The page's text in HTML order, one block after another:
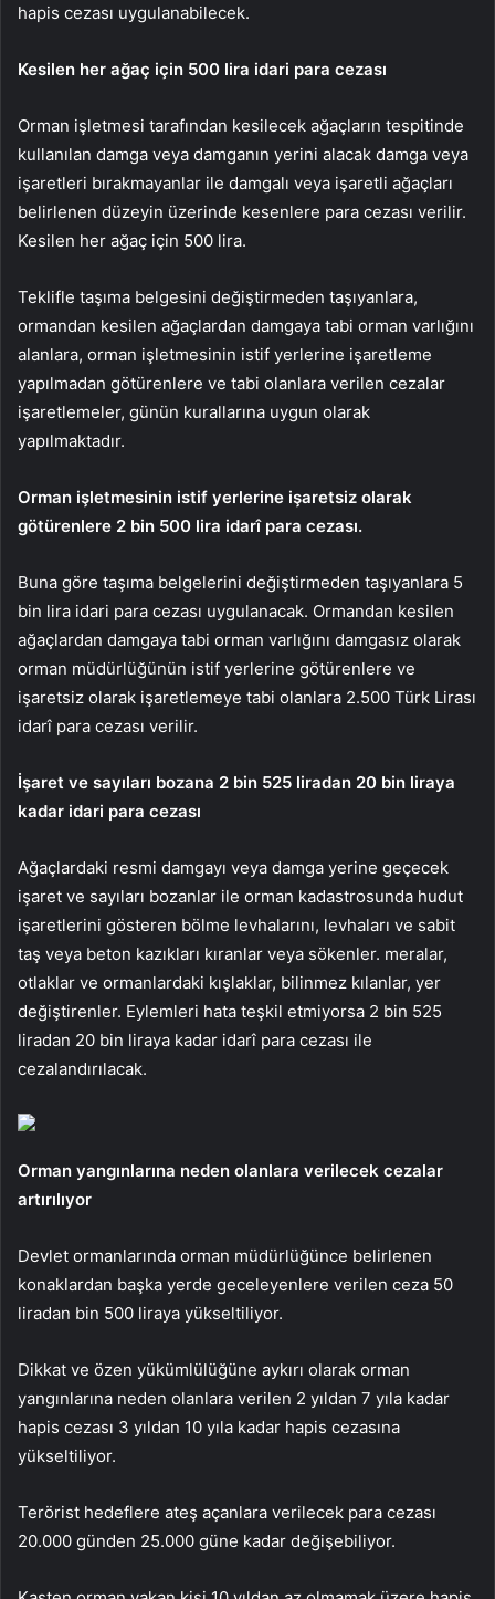
hapis cezası uygulanabilecek.
Kesilen her ağaç için 500 lira idari para cezası
Orman işletmesi tarafından kesilecek ağaçların tespitinde
kullanılan damga veya damganın yerini alacak damga veya
işaretleri bırakmayanlar ile damgalı veya işaretli ağaçları
belirlenen düzeyin üzerinde kesenlere para cezası verilir.
Kesilen her ağaç için 500 lira.
Teklifle taşıma belgesini değiştirmeden taşıyanlara,
ormandan kesilen ağaçlardan damgaya tabi orman varlığını
alanlara, orman işletmesinin istif yerlerine işaretleme
yapılmadan götürenlere ve tabi olanlara verilen cezalar
işaretlemeler, günün kurallarına uygun olarak
yapılmaktadır.
Orman işletmesinin istif yerlerine işaretsiz olarak
götürenlere 2 bin 500 lira idarî para cezası.
Buna göre taşıma belgelerini değiştirmeden taşıyanlara 5
bin lira idari para cezası uygulanacak. Ormandan kesilen
ağaçlardan damgaya tabi orman varlığını damgasız olarak
orman müdürlüğünün istif yerlerine götürenlere ve
işaretsiz olarak işaretlemeye tabi olanlara 2.500 Türk Lirası
idarî para cezası verilir.
İşaret ve sayıları bozana 2 bin 525 liradan 20 bin liraya
kadar idari para cezası
Ağaçlardaki resmi damgayı veya damga yerine geçecek
işaret ve sayıları bozanlar ile orman kadastrosunda hudut
işaretlerini gösteren bölme levhalarını, levhaları ve sabit
taş veya beton kazıkları kıranlar veya sökenler. meralar,
otlaklar ve ormanlardaki kışlaklar, bilinmez kılanlar, yer
değiştirenler. Eylemleri hata teşkil etmiyorsa 2 bin 525
liradan 20 bin liraya kadar idarî para cezası ile
cezalandırılacak.
Orman yangınlarına neden olanlara verilecek cezalar
artırılıyor
Devlet ormanlarında orman müdürlüğünce belirlenen
konaklardan başka yerde geceleyenlere verilen ceza 50
liradan bin 500 liraya yükseltiliyor.
Dikkat ve özen yükümlülüğüne aykırı olarak orman
yangınlarına neden olanlara verilen 2 yıldan 7 yıla kadar
hapis cezası 3 yıldan 10 yıla kadar hapis cezasına
yükseltiliyor.
Terörist hedeflere ateş açanlara verilecek para cezası
20.000 günden 25.000 güne kadar değişebiliyor.